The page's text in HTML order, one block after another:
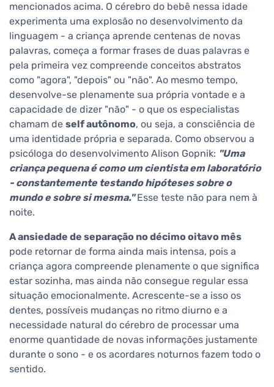
mencionados acima. O cérebro do bebê nessa idade
experimenta uma explosão no desenvolvimento da
linguagem - a criança aprende centenas de novas
palavras, começa a formar frases de duas palavras e
pela primeira vez compreende conceitos abstratos
como "agora", "depois" ou "não". Ao mesmo tempo,
desenvolve-se plenamente sua própria vontade e a
capacidade de dizer "não" - o que os especialistas
chamam de self autônomo, ou seja, a consciência de
uma identidade própria e separada. Como observou a
psicóloga do desenvolvimento Alison Gopnik: "Uma
criança pequena é como um cientista em laboratório
- constantemente testando hipóteses sobre o
mundo e sobre si mesma."Esse teste não para nem à
noite.
A ansiedade de separação no décimo oitavo mês
pode retornar de forma ainda mais intensa, pois a
criança agora compreende plenamente o que significa
estar sozinha, mas ainda não consegue regular essa
situação emocionalmente. Acrescente-se a isso os
dentes, possíveis mudanças no ritmo diurno e a
necessidade natural do cérebro de processar uma
enorme quantidade de novas informações justamente
durante o sono - e os acordares noturnos fazem todo o
sentido.